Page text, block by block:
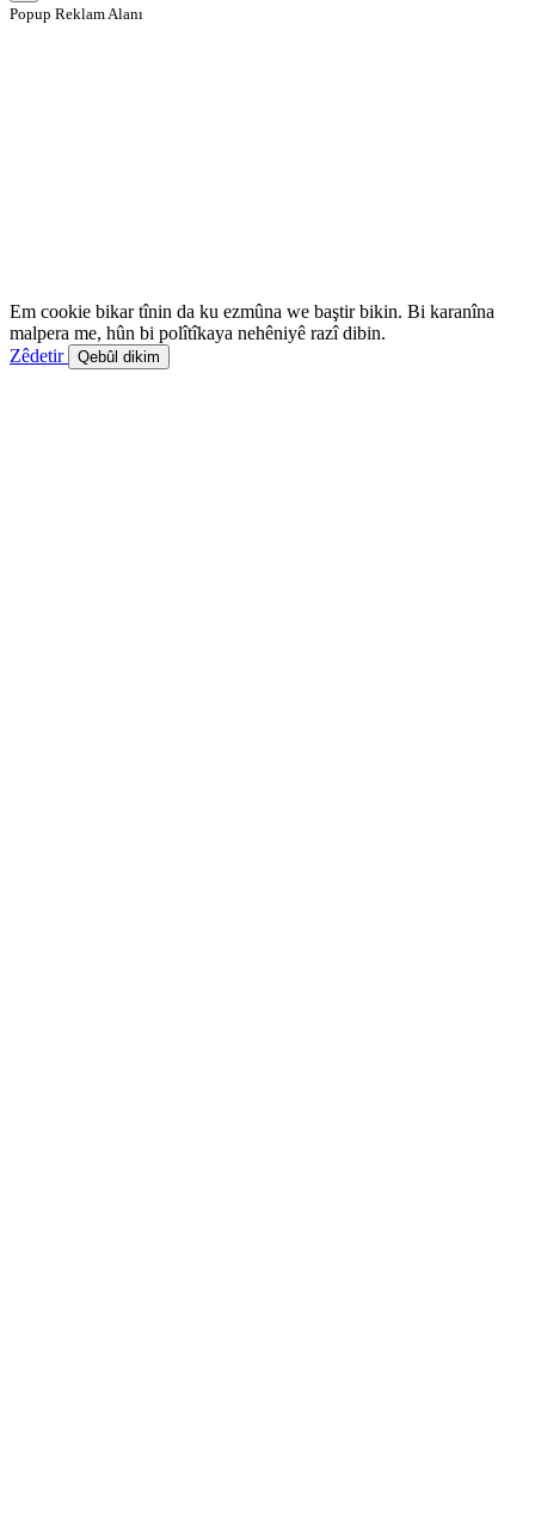
Popup Reklam Alanı
Em cookie bikar tînin da ku ezmûna we baştir bikin. Bi karanîna
malpera me, hûn bi polîtîkaya nehêniyê razî dibin.
Zêdetir
Qebûl dikim